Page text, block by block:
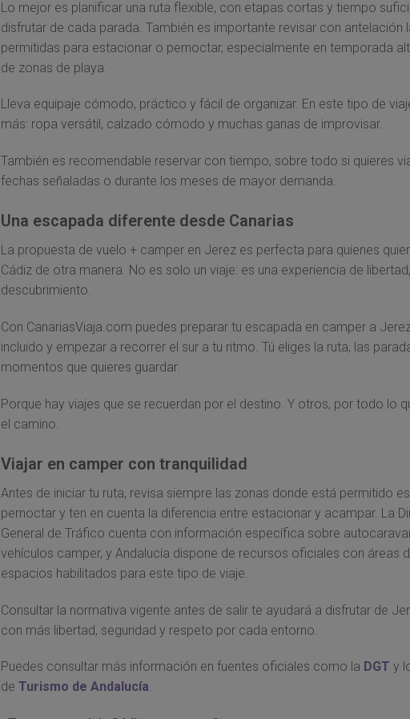
Lo mejor es planificar una ruta flexible, con etapas cortas y tiempo
disfrutar de cada parada. También es importante revisar con antelación
permitidas para estacionar o pernoctar, especialmente en temporada
de zonas de playa.
Lleva equipaje cómodo, práctico y fácil de organizar. En este tipo de
más: ropa versátil, calzado cómodo y muchas ganas de improvisar.
También es recomendable reservar con tiempo, sobre todo si quieres
fechas señaladas o durante los meses de mayor demanda.
Una escapada diferente desde Canarias
La propuesta de vuelo + camper en Jerez es perfecta para quienes
Cádiz de otra manera. No es solo un viaje: es una experiencia de
descubrimiento.
Con CanariasViaja.com puedes preparar tu escapada en camper a
incluido y empezar a recorrer el sur a tu ritmo. Tú eliges la ruta, las
momentos que quieres guardar.
Porque hay viajes que se recuerdan por el destino. Y otros, por todo lo
el camino.
Viajar en camper con tranquilidad
Antes de iniciar tu ruta, revisa siempre las zonas donde está permitido
pernoctar y ten en cuenta la diferencia entre estacionar y acampar. La
General de Tráfico cuenta con información específica sobre
vehículos camper, y Andalucía dispone de recursos oficiales con áreas
espacios habilitados para este tipo de viaje.
Consultar la normativa vigente antes de salir te ayudará a disfrutar de
con más libertad, seguridad y respeto por cada entorno.
Puedes consultar más información en fuentes oficiales como la DGT y
de Turismo de Andalucía.